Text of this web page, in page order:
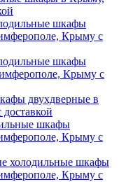
шкафы
Крыму с
шкафы
Крыму с
двухдверные в
шкафы
Крыму с
холодильные шкафы
Крыму с